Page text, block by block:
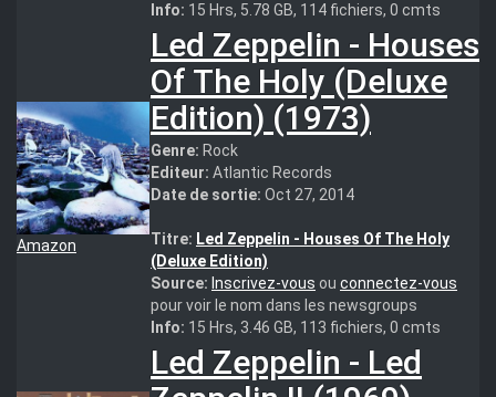
Info: 15 Hrs, 5.78 GB, 114 fichiers, 0 cmts
Amazon
Led Zeppelin - Houses
Of The Holy (Deluxe
Edition) (1973)
Genre: Rock
Editeur: Atlantic Records
Date de sortie: Oct 27, 2014
Titre: Led Zeppelin - Houses Of The Holy
(Deluxe Edition)
Source: Inscrivez-vous ou connectez-vous
pour voir le nom dans les newsgroups
Info: 15 Hrs, 3.46 GB, 113 fichiers, 0 cmts
Led Zeppelin - Led